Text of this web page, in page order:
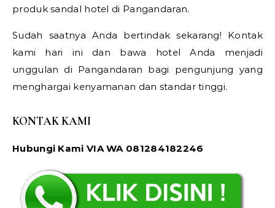
produk sandal hotel di Pangandaran.
Sudah saatnya Anda bertindak sekarang! Kontak
kami hari ini dan bawa hotel Anda menjadi
unggulan di Pangandaran bagi pengunjung yang
menghargai kenyamanan dan standar tinggi.
KONTAK KAMI
Hubungi Kami VIA WA 081284182246